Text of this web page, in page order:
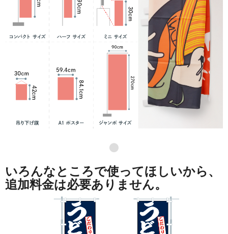
●
いろんなところで使ってほしいから、
追加料金は必要ありません。